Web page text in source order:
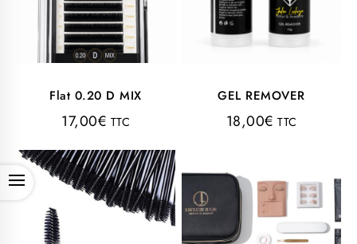
OPEN
Flat 0.20 D MIX
17,00€ TTC
GEL REMOVER
18,00€ TTC